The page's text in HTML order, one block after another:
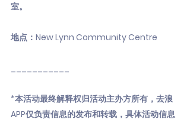
室。
地点：New Lynn Community Centre
*本活动最终解释权归活动主办方所有，去浪
APP仅负责信息的发布和转载，具体活动信息